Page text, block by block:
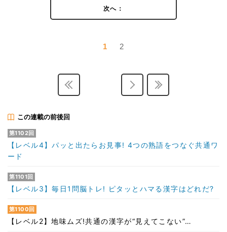
次へ：
1 2
この連載の前後回
第1102回
【レベル4】パッと出たらお見事! 4つの熟語をつなぐ共通ワ
ード
第1101回
【レベル3】毎日1問脳トレ! ピタッとハマる漢字はどれだ?
第1100回
【レベル2】地味ムズ!共通の漢字が“見えてこない”…